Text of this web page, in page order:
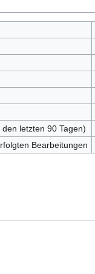
letzten 90 Tagen)
Bearbeitungen